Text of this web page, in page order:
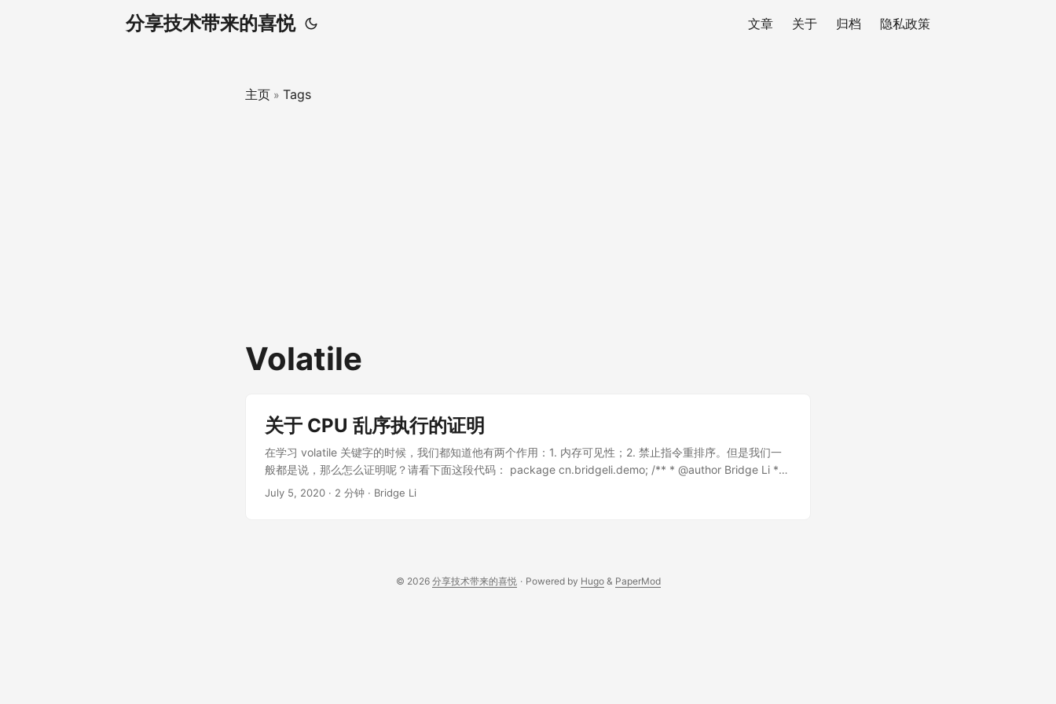
分享技术带来的喜悦 文章 关于 归档 隐私政策
主页 » Tags
Volatile
关于 CPU 乱序执行的证明
在学习 volatile 关键字的时候，我们都知道他有两个作用：1. 内存可见性；2. 禁止指令重排序。但是我们一
般都是说，那么怎么证明呢？请看下面这段代码： package cn.bridgeli.demo; /** * @author Bridge Li *
@date 2020/7/4 10:27 */ public class Disorder { private static int x = 0; private static int y = 0; private
如果仔细分析这段代码，我们就会发现，如果 CPU 没有乱序执行，那么无论任何时候 x 和 y 都不可能同时
July 5, 2020 · 2 分钟 · Bridge Li
© 2026 分享技术带来的喜悦 · Powered by Hugo& PaperMod